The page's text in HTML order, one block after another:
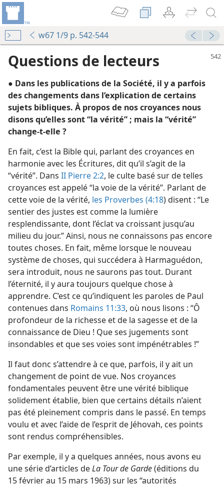
w67 1/9 p. 542-544
et la vérité
La Tour de Garde annonce le Royaume de Jéhovah 2002
La Tour de Garde annonce le Royaume de Jéhovah 1982
La Tour de Garde annonce le Royaume de Jéhovah 1954
concerne
La Tour de Garde annonce le Royaume de Jéhovah 2005
Questions de lecteurs
● Dans les publications de la Société, il y a parfois
des changements dans l’explication de certains
sujets bibliques. À propos de nos croyances nous
disons qu’elles sont “la vérité” ; mais la “vérité”
change-​t-​elle ?
En fait, c’est la Bible qui, parlant des croyances en
harmonie avec les Écritures, dit qu’il s’agit de la
“vérité”. Dans II Pierre 2:2, le culte basé sur de telles
croyances est appelé “la voie de la vérité”. Parlant de
cette voie de la vérité, les Proverbes (4:18) disent : “Le
sentier des justes est comme la lumière
resplendissante, dont l’éclat va croissant jusqu’au
milieu du jour.” Ainsi, nous ne connaissons pas encore
toutes choses. En fait, même lorsque le nouveau
système de choses, qui succédera à Harmaguédon,
sera introduit, nous ne saurons pas tout. Durant
l’éternité, il y aura toujours quelque chose à
apprendre. C’est ce qu’indiquent les paroles de Paul
contenues dans Romains 11:33, où nous lisons : “Ô
profondeur de la richesse et de la sagesse et de la
connaissance de Dieu ! Que ses jugements sont
insondables et que ses voies sont impénétrables !”
Il faut donc s’attendre à ce que, parfois, il y ait un
changement de point de vue. Nos croyances
fondamentales peuvent être une vérité biblique
solidement établie, bien que certains détails n’aient
pas été pleinement compris dans le passé. En temps
voulu et avec l’aide de l’esprit de Jéhovah, ces points
sont rendus compréhensibles.
Par exemple, il y a quelques années, nous avons eu
une série d’articles deLa Tour de Garde(éditions du
15 février au 15 mars 1963) sur les “autorités